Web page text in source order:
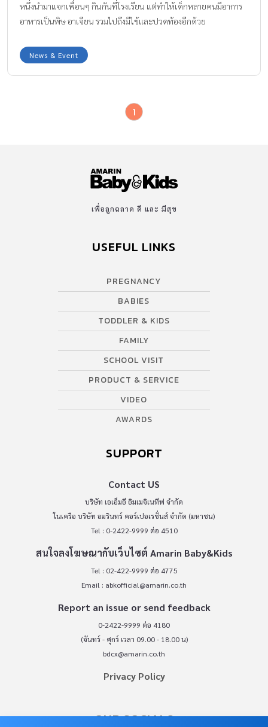
หนึ่งนำมาแจกเพื่อนๆ กินกันที่โรงเรียน แต่ทำให้เด็กหลายคนมีอาการ
อาหารเป็นพิษ อาเจียน รวมไปถึงมีไข้และปวดท้องอีกด้วย
News & Event
1
เพื่อลูกฉลาด ดี และ มีสุข
USEFUL LINKS
PREGNANCY
BABIES
TODDLER & KIDS
FAMILY
SCHOOL VISIT
PRODUCT & SERVICE
VIDEO
AWARDS
SUPPORT
Contact US
บริษัท เอเอ็มอี อิมเมจิเนทีฟ จำกัด
ในเครือ บริษัท อมรินทร์ คอร์เปอเรชั่นส์ จำกัด (มหาชน)
Tel : 0-2422-9999 ต่อ 4510
สนใจลงโฆษณากับเว็บไซต์ Amarin Baby&Kids
Tel : 02-422-9999 ต่อ 4775
Email : abkofficial@amarin.co.th
Report an issue or send feedback
0-2422-9999 ต่อ 4180
(จันทร์ - ศุกร์ เวลา 09.00 - 18.00 น)
bdcx@amarin.co.th
Privacy Policy
OUR SOCIALS